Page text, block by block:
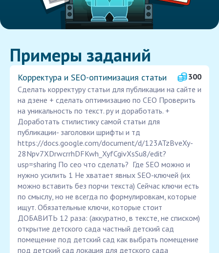
Примеры заданий
Корректура и SEO-оптимизация статьи
300
Cделать корректуру статьи для публикации на сайте и
на дзене + сделать оптимизацию по СЕО Проверить
на уникальность по текст. ру и доработать. +
Доработать стилистику самой статьи для
публикации- заголовки шрифты и тд
https://docs.google.com/document/d/123ATzBveXy-
28Npv7XDrwcrrhDFKwh_XyfCgivXsSu8/edit?
usp=sharing По сео что сделать? ️ Где SEO можно и
нужно усилить 1️ Не хватает явных SEO-ключей (их
можно вставить без порчи текста) Сейчас ключи есть
по смыслу, но не всегда по формулировкам, которые
ищут. Обязательные ключи, которые стоит
ДОБАВИТЬ 12 раза: (аккуратно, в тексте, не списком)
открытие детского сада частный детский сад
помещение под детский сад как выбрать помещение
под детский сад локация для детского сада